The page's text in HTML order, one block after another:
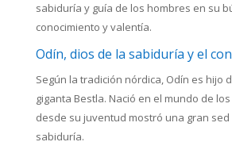
sabiduría y guía de los hombres en su
conocimiento y valentía.
Odín, dios de la sabiduría y el
Según la tradición nórdica, Odín es hijo
giganta Bestla. Nació en el mundo de
desde su juventud mostró una gran
sabiduría.